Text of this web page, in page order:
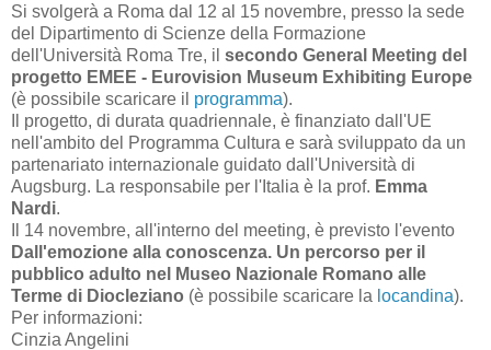
Si svolgerà a Roma dal 12 al 15 novembre, presso la sede
del Dipartimento di Scienze della Formazione
dell'Università Roma Tre, il secondo General Meeting del
progetto EMEE - Eurovision Museum Exhibiting Europe
(è possibile scaricare il programma).
Il progetto, di durata quadriennale, è finanziato dall'UE
nell'ambito del Programma Cultura e sarà sviluppato da un
partenariato internazionale guidato dall'Università di
Augsburg. La responsabile per l'Italia è la prof. Emma
Nardi.
Il 14 novembre, all'interno del meeting, è previsto l'evento
Dall'emozione alla conoscenza. Un percorso per il
pubblico adulto nel Museo Nazionale Romano alle
Terme di Diocleziano (è possibile scaricare la locandina).
Per informazioni:
Cinzia Angelini